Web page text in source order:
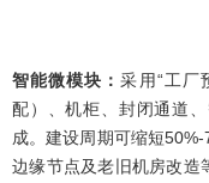
智能微模块：采用“工厂
配）、机柜、封闭通道
成。建设周期可缩短50%-
边缘节点及老旧机房改造